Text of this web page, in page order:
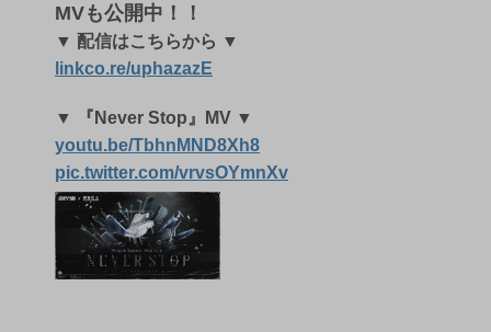
MVも公開中！！
▼ 配信はこちらから ▼
linkco.re/uphazazE
▼ 『Never Stop』MV ▼
youtu.be/TbhnMND8Xh8
pic.twitter.com/vrvsOYmnXv